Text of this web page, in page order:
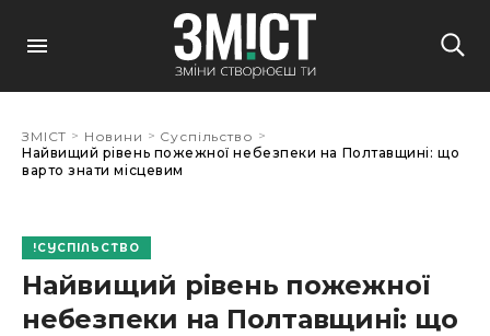
ЗМІСТ > Новини > Суспільство >
Найвищий рівень пожежної небезпеки на Полтавщині: що
варто знати місцевим
СУСПІЛЬСТВО
Найвищий рівень пожежної
небезпеки на Полтавщині: що